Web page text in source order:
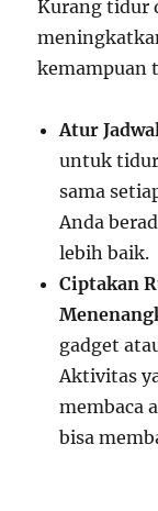
Kurang tidur
kemampuan
Atur
untuk
sama
Anda
lebih baik.
Ciptakan
gadget
Aktivitas
membaca
bisa